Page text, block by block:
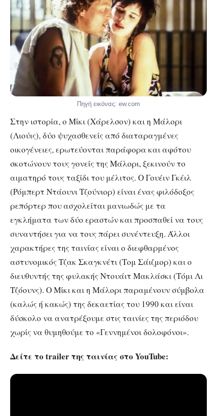
Πηγή εικόνας: ew.com
Στην ιστορία, ο Μίκι (Χάρελσον) και η Μάλορι
(Λιούις), δύο ψυχασθενείς από διαταραγμένες
οικογένειες, ερωτεύονται παράφορα και αφότου
σκοτώνουν τους γονείς της Μάλορι, ξεκινούν το
αιματηρό τους ταξίδι του μέλιτος. Ο Γουέιν Γκέιλ
(Ρόμπερτ Ντάουνι Τζούνιορ) είναι ένας φιλόδοξος
ρεπόρτερ που ασχολείται μανιωδώς με τα
εγκλήματα των δύο εραστών και προσπαθεί να τους
συναντήσει για να τους πάρει συνέντευξη. Άλλοι
χαρακτήρες της ταινίας είναι ο διεφθαρμένος
αστυνομικός Τζακ Σκαγκνέτι (Τομ Σάιζμορ) και ο
διευθυντής της φυλακής Ντουάιτ Μακλάσκι (Τόμι Λι
Τζόουνς). Ο Μίκι και η Μάλορι παραμένουν σύμβολα
(καλώς ή κακώς) της δεκαετίας του 1990 και είναι
δύσκολο να ανατρέξουμε στις ταινίες της περιόδου
χωρίς να θυμηθούμε το «Γεννημένοι δολοφόνοι».
Δείτε το trailer της ταινίας στο YouTube: